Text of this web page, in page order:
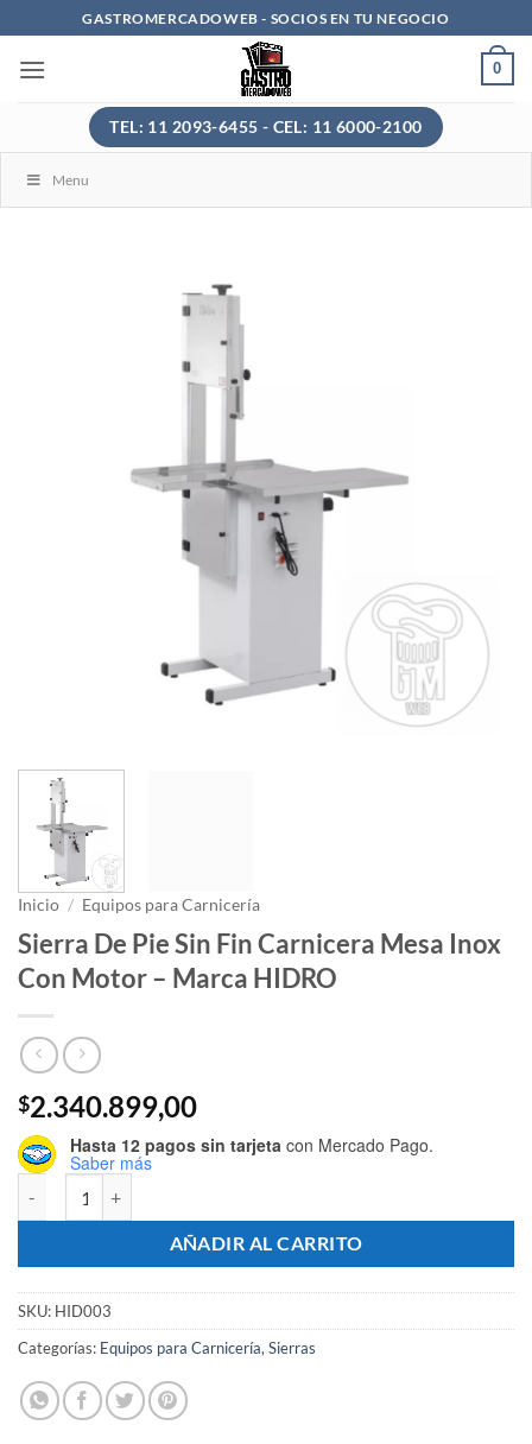
al
contenido
GASTROMERCADOWEB - SOCIOS EN TU NEGOCIO
0
TEL: 11 2093-6455 - CEL: 11 6000-2100
Menu
Inicio / Equipos para Carnicería
Sierra De Pie Sin Fin Carnicera Mesa Inox
Con Motor – Marca HIDRO
$2.340.899,00
Hasta 12 pagos sin tarjeta con Mercado Pago.
Saber más
AÑADIR AL CARRITO
SKU: HID003
Categorías: Equipos para Carnicería, Sierras